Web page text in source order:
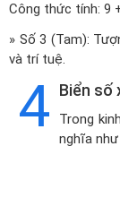
Công thức tính: 9
» Số 3 (Tam):
và trí tuệ.
4 Biển số
Trong
nghĩa